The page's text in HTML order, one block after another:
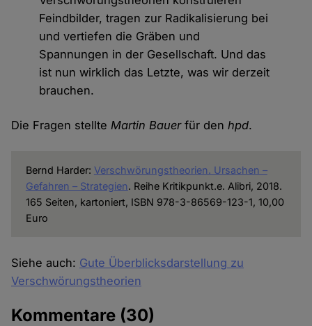
Feindbilder, tragen zur Radikalisierung bei
und vertiefen die Gräben und
Spannungen in der Gesellschaft. Und das
ist nun wirklich das Letzte, was wir derzeit
brauchen.
Die Fragen stellte Martin Bauerfür denhpd.
Bernd Harder: Verschwörungstheorien. Ursachen –
Gefahren – Strategien. Reihe Kritikpunkt.e. Alibri, 2018.
165 Seiten, kartoniert, ISBN 978-3-86569-123-1, 10,00
Euro
Siehe auch: Gute Überblicksdarstellung zu
Verschwörungstheorien
Kommentare (30)